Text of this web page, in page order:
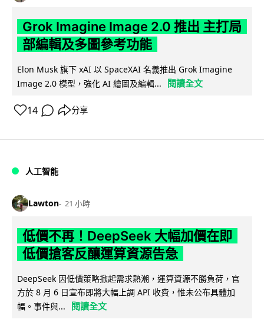
Grok Imagine Image 2.0 推出 主打局
部編輯及多圖參考功能
Elon Musk 旗下 xAI 以 SpaceXAI 名義推出 Grok Imagine
Image 2.0 模型，強化 AI 繪圖及編輯...
閱讀全文
14 分享
人工智能
Lawton 21 小時
低價不再！DeepSeek 大幅加價在即
低價搶客反釀運算資源告急
DeepSeek 因低價策略掀起需求熱潮，運算資源不勝負荷，官
方於 8 月 6 日宣布即將大幅上調 API 收費，惟未公布具體加
幅。事件與...
閱讀全文